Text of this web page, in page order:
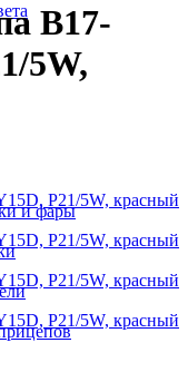
и фары
B17-
5W,